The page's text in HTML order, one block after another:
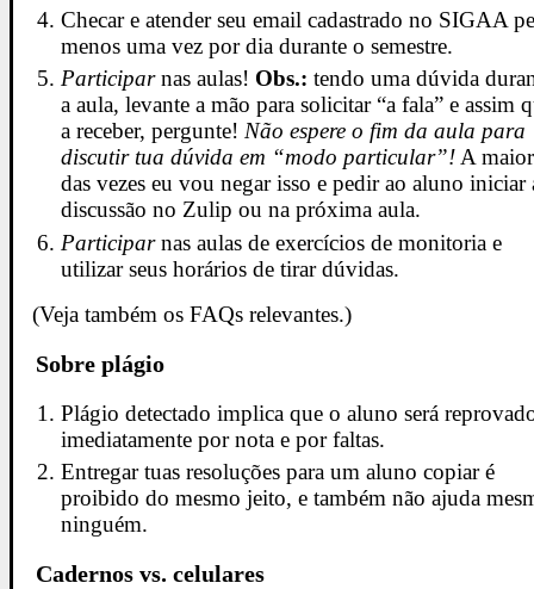
Checar e atender seu email cadastrado no SIGAA
menos uma vez por dia durante o semestre.
Participarnas aulas! Obs.: tendo uma dúvida
a aula, levante a mão para solicitar “a fala” e assim
a receber, pergunte!Não espere o fim da aula para
discutir tua dúvida em “modo particular”!A
das vezes eu vou negar isso e pedir ao aluno iniciar
discussão no Zulip ou na próxima aula.
Participarnas aulas de exercícios de monitoria e
utilizar seus horários de tirar dúvidas.
(Veja também os FAQs relevantes.)
Sobre plágio
Plágio detectado implica que o aluno será
imediatamente por nota e por faltas.
Entregar tuas resoluções para um aluno copiar é
proibido do mesmo jeito, e também não ajuda
ninguém.
Cadernos vs. celulares